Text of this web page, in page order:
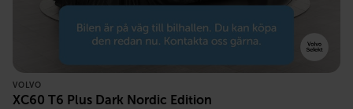
VOLVO
XC60 T6 Plus Dark Nordic Edition